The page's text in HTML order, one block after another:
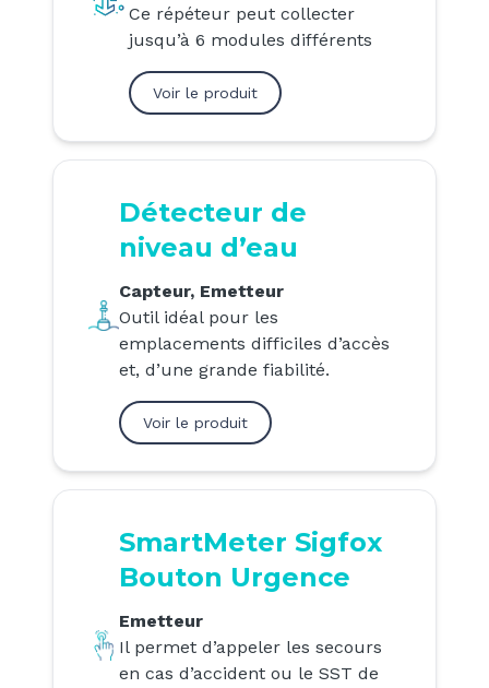
Ce répéteur peut collecter
jusqu’à 6 modules différents
Voir le produit
Détecteur de
niveau d’eau
Capteur, Emetteur
Outil idéal pour les
emplacements difficiles d’accès
et, d’une grande fiabilité.
Voir le produit
SmartMeter Sigfox
Bouton Urgence
Emetteur
Il permet d’appeler les secours
en cas d’accident ou le SST de